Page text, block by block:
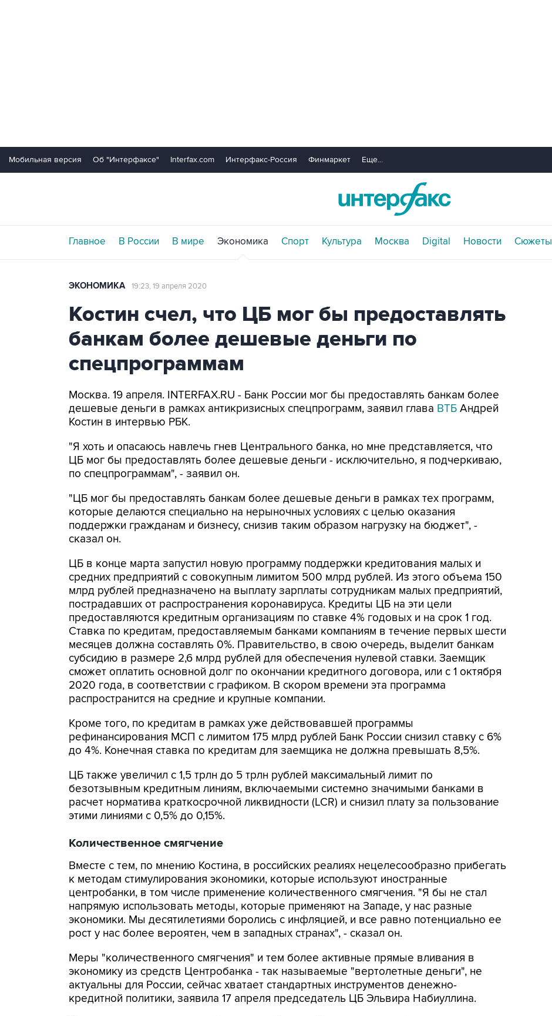
Мобильная версия Об "Интерфаксе" Interfax.com Интерфакс-Россия Финмаркет Еще...
Главное В России В мире Экономика Спорт Культура Москва Digital Новости Сюжеты
ЭКОНОМИКА 19:23, 19 апреля 2020
Костин счел, что ЦБ мог бы предоставлять
банкам более дешевые деньги по
спецпрограммам
Москва. 19 апреля. INTERFAX.RU - Банк России мог бы предоставлять банкам более
дешевые деньги в рамках антикризисных спецпрограмм, заявил глава ВТБ Андрей
Костин в интервью РБК.
"Я хоть и опасаюсь навлечь гнев Центрального банка, но мне представляется, что
ЦБ мог бы предоставлять более дешевые деньги - исключительно, я подчеркиваю,
по спецпрограммам", - заявил он.
"ЦБ мог бы предоставлять банкам более дешевые деньги в рамках тех программ,
которые делаются специально на нерыночных условиях с целью оказания
поддержки гражданам и бизнесу, снизив таким образом нагрузку на бюджет", -
сказал он.
ЦБ в конце марта запустил новую программу поддержки кредитования малых и
средних предприятий с совокупным лимитом 500 млрд рублей. Из этого объема 150
млрд рублей предназначено на выплату зарплаты сотрудникам малых предприятий,
пострадавших от распространения коронавируса. Кредиты ЦБ на эти цели
предоставляются кредитным организациям по ставке 4% годовых и на срок 1 год.
Ставка по кредитам, предоставляемым банками компаниям в течение первых шести
месяцев должна составлять 0%. Правительство, в свою очередь, выделит банкам
субсидию в размере 2,6 млрд рублей для обеспечения нулевой ставки. Заемщик
сможет оплатить основной долг по окончании кредитного договора, или с 1 октября
2020 года, в соответствии с графиком. В скором времени эта программа
распространится на средние и крупные компании.
Кроме того, по кредитам в рамках уже действовавшей программы
рефинансирования МСП с лимитом 175 млрд рублей Банк России снизил ставку с 6%
до 4%. Конечная ставка по кредитам для заемщика не должна превышать 8,5%.
ЦБ также увеличил с 1,5 трлн до 5 трлн рублей максимальный лимит по
безотзывным кредитным линиям, включаемыми системно значимыми банками в
расчет норматива краткосрочной ликвидности (LCR) и снизил плату за пользование
этими линиями с 0,5% до 0,15%.
Количественное смягчение
Вместе с тем, по мнению Костина, в российских реалиях нецелесообразно прибегать
к методам стимулирования экономики, которые используют иностранные
центробанки, в том числе применение количественного смягчения. "Я бы не стал
напрямую использовать методы, которые применяют на Западе, у нас разные
экономики. Мы десятилетиями боролись с инфляцией, и все равно потенциально ее
рост у нас более вероятен, чем в западных странах", - сказал он.
Меры "количественного смягчения" и тем более активные прямые вливания в
экономику из средств Центробанка - так называемые "вертолетные деньги", не
актуальны для России, сейчас хватает стандартных инструментов денежно-
кредитной политики, заявила 17 апреля председатель ЦБ Эльвира Набиуллина.